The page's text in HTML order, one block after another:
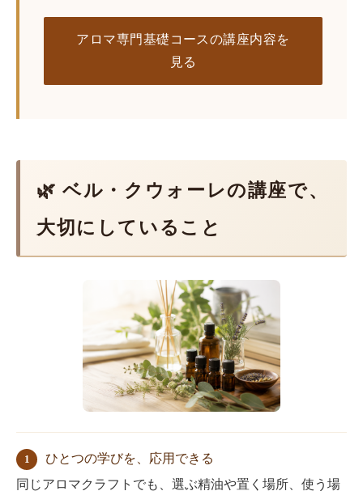
アロマ専門基礎コースの講座内容を
見る
🌿 ベル・クウォーレの講座で、
大切にしていること
1
ひとつの学びを、応用できる
同じアロマクラフトでも、選ぶ精油や置く場所、使う場